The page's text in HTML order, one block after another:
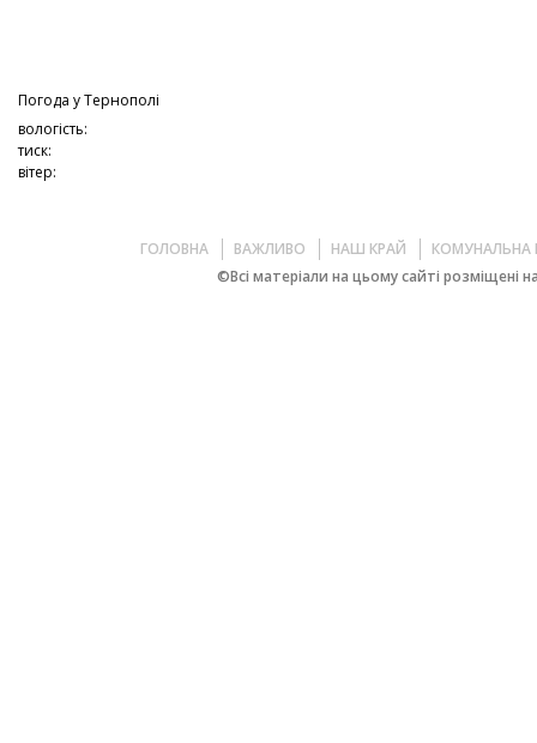
Погода уТернополі
вологість:
тиск:
вітер:
ГОЛОВНА ВАЖЛИВО НАШ КРАЙ
КОМУНАЛЬНА
©Всі матеріали на цьому сайті розміщені